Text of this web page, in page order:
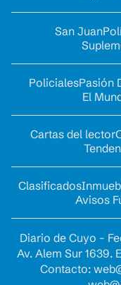
San Juan
PolicialesPasión
El
Cartas del lector
Clasificados
Avisos
Diario de Cuyo -
Av. Alem Sur 1639.
Contacto: